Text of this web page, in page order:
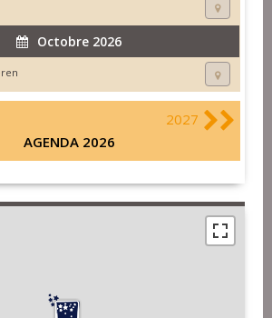
Octobre 2026
2027
AGENDA 2026